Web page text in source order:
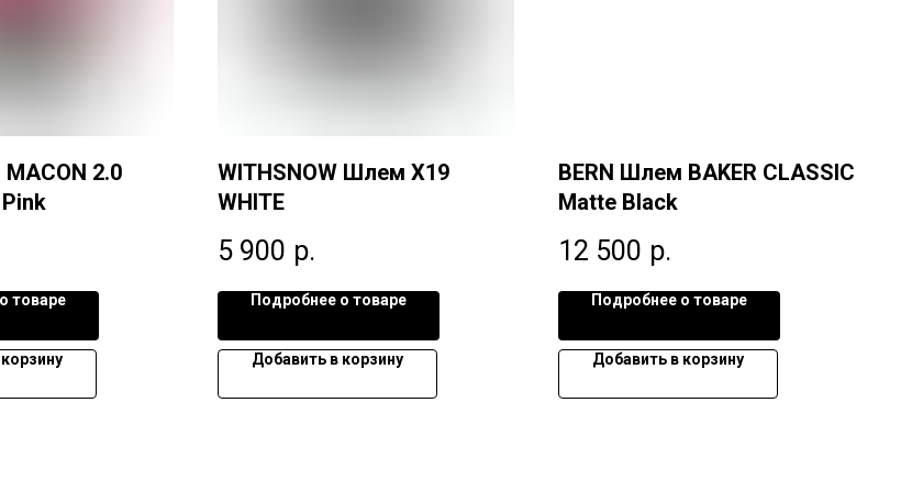
2.0
товаре
WITHSNOW Шлем X19
WHITE
5 900 р.
Подробнее о товаре
Добавить в корзину
BERN Шлем BAKER CLASSIC
Matte Black
12 500 р.
Подробнее о товаре
Добавить в корзину